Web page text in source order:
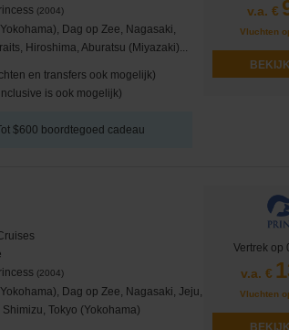
(2004)
Dag op Zee, Nagasaki,
Hiroshima, Aburatsu (Miyazaki)...
en transfers ook mogelijk)
is ook mogelijk)
$600 boordtegoed cadeau
v.a. €
Vluchten
(2004)
Dag op Zee, Nagasaki, Jeju,
Tokyo (Yokohama)
Vertrek op
v.a. €
Vluchten